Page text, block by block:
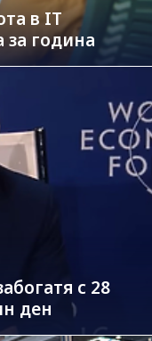
в IT
за година
с 28
ден